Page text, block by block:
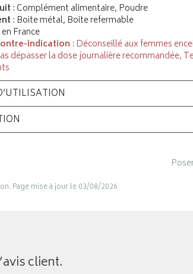
: Complément alimentaire, Poudre
: Boite métal, Boite refermable
France
indication : Déconseillé aux femmes
dépasser la dose journalière recommandée,
Page mise à jour le 03/08/2026
client.